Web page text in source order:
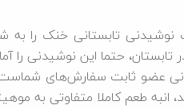
تابستانی خنک را به
تابستان، حتما این نوشیدنی را
عضو ثابت سفارش‌های شماست
انبه طعم کاملا متفاوتی به